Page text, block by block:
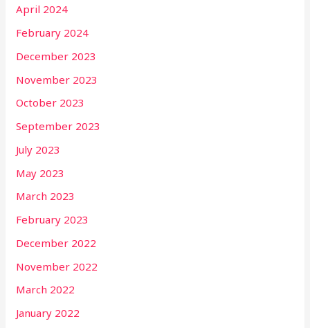
April 2024
February 2024
December 2023
November 2023
October 2023
September 2023
July 2023
May 2023
March 2023
February 2023
December 2022
November 2022
March 2022
January 2022